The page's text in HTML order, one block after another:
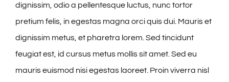
dignissim, odio a pellentesque luctus, nunc tortor
pretium felis, in egestas magna orci quis dui. Mauris et
dignissim metus, et pharetra lorem. Sed tincidunt
feugiat est, id cursus metus mollis sit amet. Sed eu
mauris euismod nisi egestas laoreet. Proin viverra nisl